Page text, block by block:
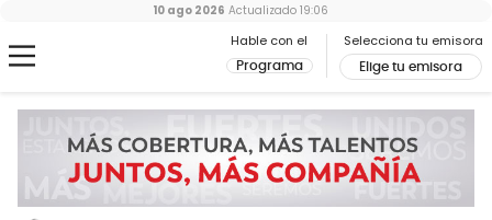
Hable con el
Programa
Selecciona tu emisora
Elige tu emisora
10 ago 2026 Actualizado 19:06